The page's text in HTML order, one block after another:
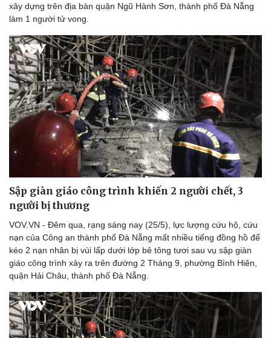
xây dựng trên địa bàn quận Ngũ Hành Sơn, thành phố Đà Nẵng
làm 1 người tử vong.
Sập giàn giáo công trình khiến 2 người chết, 3
người bị thương
VOV.VN - Đêm qua, rạng sáng nay (25/5), lực lượng cứu hộ, cứu
nạn của Công an thành phố Đà Nẵng mất nhiều tiếng đồng hồ để
kéo 2 nạn nhân bị vùi lấp dưới lớp bê tông tươi sau vụ sập giàn
giáo công trình xảy ra trên đường 2 Tháng 9, phường Bình Hiên,
quận Hải Châu, thành phố Đà Nẵng.